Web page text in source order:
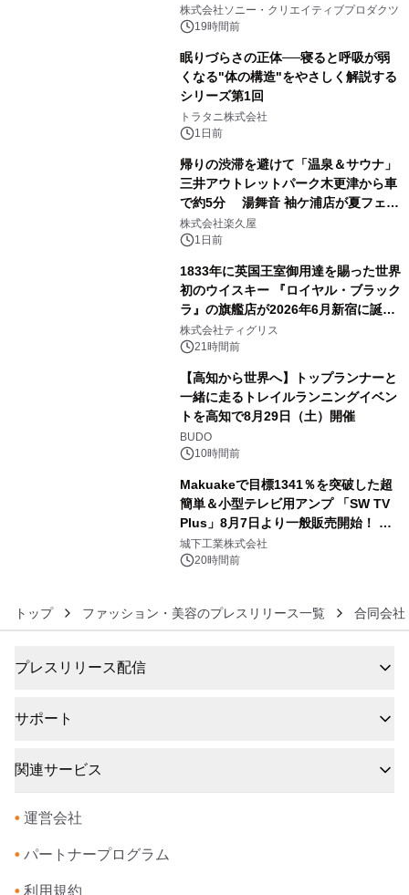
ラボレーション サウナイキタイコラ
ボグッズも発売決定！
株式会社ソニー・クリエイティブプロダクツ
19時間前
眠りづらさの正体──寝ると呼吸が弱
くなる"体の構造"をやさしく解説する
シリーズ第1回
トラタニ株式会社
1日前
帰りの渋滞を避けて「温泉＆サウナ」
三井アウトレットパーク木更津から車
で約5分 湯舞音 袖ケ浦店が夏フェア
メニューを提供
株式会社楽久屋
1日前
1833年に英国王室御用達を賜った世界
初のウイスキー 『ロイヤル・ブラック
ラ』の旗艦店が2026年6月新宿に誕
生 バカルディ ジャパンと連携した
没入型バー「BAR Arca」
株式会社ティグリス
21時間前
【高知から世界へ】トップランナーと
一緒に走るトレイルランニングイベン
トを高知で8月29日（土）開催
BUDO
10時間前
Makuakeで目標1341％を突破した超
簡単＆小型テレビ用アンプ 「SW TV
Plus」8月7日より一般販売開始！ ケ
ーブル1本つなぐだけ、テレビの音が
ぐっと豊かに
城下工業株式会社
20時間前
トップ ファッション・美容のプレスリリース一覧 合同会
プレスリリース配信
サポート
関連サービス
• 運営会社
• パートナープログラム
• 利用規約